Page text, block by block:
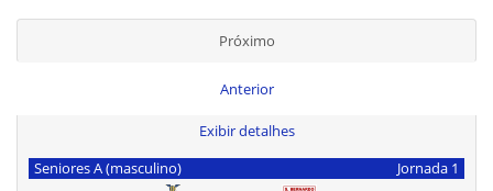
Próximo
Anterior
Exibir detalhes
Seniores A (masculino)
Jornada 1